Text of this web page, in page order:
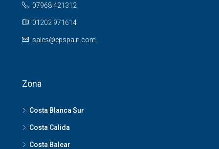
07968 421312
01202 971614
sales@epspain.com
Zona
Costa Blanca Sur
Costa Calida
Costa Balear